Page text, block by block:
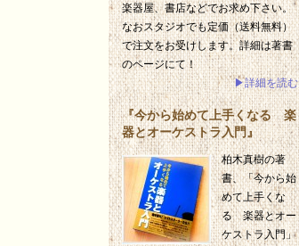
楽器屋、書店などでお求め下さい。
なおスタジオでも定価（送料無料）
で注文をお受けします。詳細は著書
のページにて！
▶詳細を読む
『今から始めて上手くなる 楽
器とオーケストラ入門』
柏木真樹の著
書、「今から始
めて上手くな
る 楽器とオー
ケストラ入門」